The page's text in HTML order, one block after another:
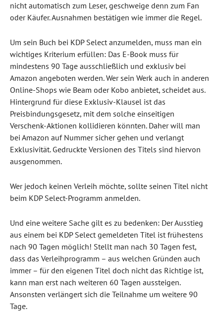
nicht automatisch zum Leser, geschweige denn zum Fan
oder Käufer. Ausnahmen bestätigen wie immer die Regel.
Um sein Buch bei KDP Select anzumelden, muss man ein
wichtiges Kriterium erfüllen: Das E-Book muss für
mindestens 90 Tage ausschließlich und exklusiv bei
Amazon angeboten werden. Wer sein Werk auch in anderen
Online-Shops wie Beam oder Kobo anbietet, scheidet aus.
Hintergrund für diese Exklusiv-Klausel ist das
Preisbindungsgesetz, mit dem solche einseitigen
Verschenk-Aktionen kollidieren könnten. Daher will man
bei Amazon auf Nummer sicher gehen und verlangt
Exklusivität. Gedruckte Versionen des Titels sind hiervon
ausgenommen.
Wer jedoch keinen Verleih möchte, sollte seinen Titel nicht
beim KDP Select-Programm anmelden.
Und eine weitere Sache gilt es zu bedenken: Der Ausstieg
aus einem bei KDP Select gemeldeten Titel ist frühestens
nach 90 Tagen möglich! Stellt man nach 30 Tagen fest,
dass das Verleihprogramm – aus welchen Gründen auch
immer – für den eigenen Titel doch nicht das Richtige ist,
kann man erst nach weiteren 60 Tagen aussteigen.
Ansonsten verlängert sich die Teilnahme um weitere 90
Tage.